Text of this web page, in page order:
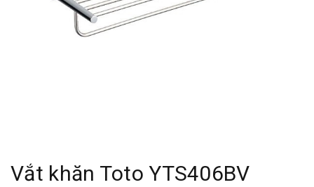
Vắt khăn Toto YTS406BV